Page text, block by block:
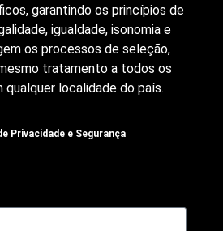
garantindo os princípios de
igualdade, isonomia e
os processos de seleção,
tratamento a todos os
qualquer localidade do país.
Privacidade e Segurança